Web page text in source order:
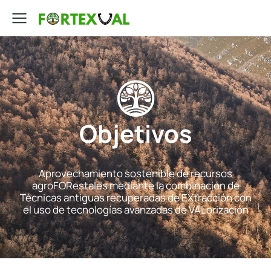
Objetivos
Aprovechamiento sostenible de recursos
agroFORestales mediante la combinación de
Técnicas antiguas recuperadas de EXtracción con
el uso de tecnologías avanzadas de VALorización